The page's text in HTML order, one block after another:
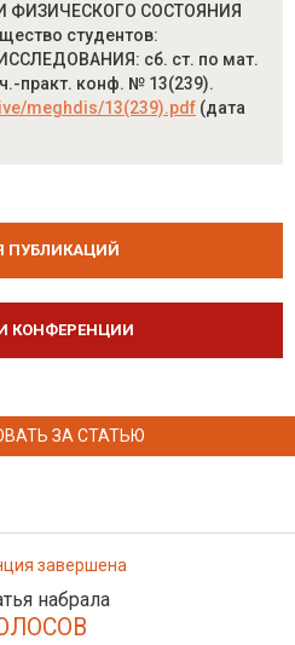
ФИЗИЧЕСКОГО СОСТОЯНИЯ
студентов:
сб. ст. по мат.
практ. конф. № 13(239).
meghdis/13(239).pdf (дата
ПУБЛИКАЦИЙ
КОНФЕРЕНЦИИ
ЗА СТАТЬЮ
завершена
набрала